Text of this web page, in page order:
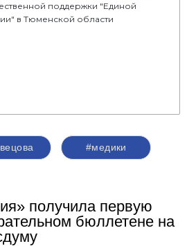
поддержки "Единой
в Тюменской области
#медики
получила первую
бюллетене на